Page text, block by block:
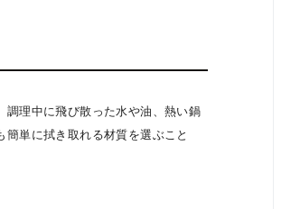
調理中に飛び散った水や油、熱い鍋
単に拭き取れる材質を選ぶこと